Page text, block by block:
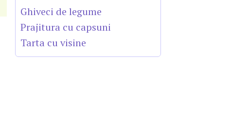
Ghiveci de legume
Prajitura cu capsuni
Tarta cu visine